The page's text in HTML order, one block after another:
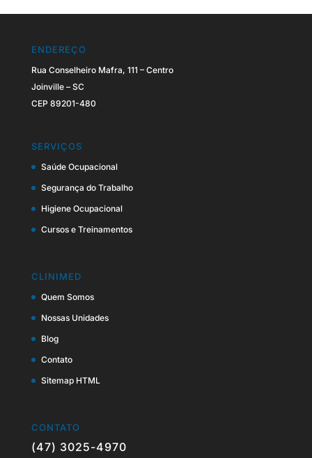
ENDEREÇO
Rua Conselheiro Mafra, 111 – Centro
Joinville – SC
CEP 89201-480
SERVIÇOS
Saúde Ocupacional
Segurança do Trabalho
Higiene Ocupacional
Cursos e Treinamentos
CLINIMED
Quem Somos
Nossas Unidades
Blog
Contato
Sitemap HTML
CONTATO
(47) 3025-4970